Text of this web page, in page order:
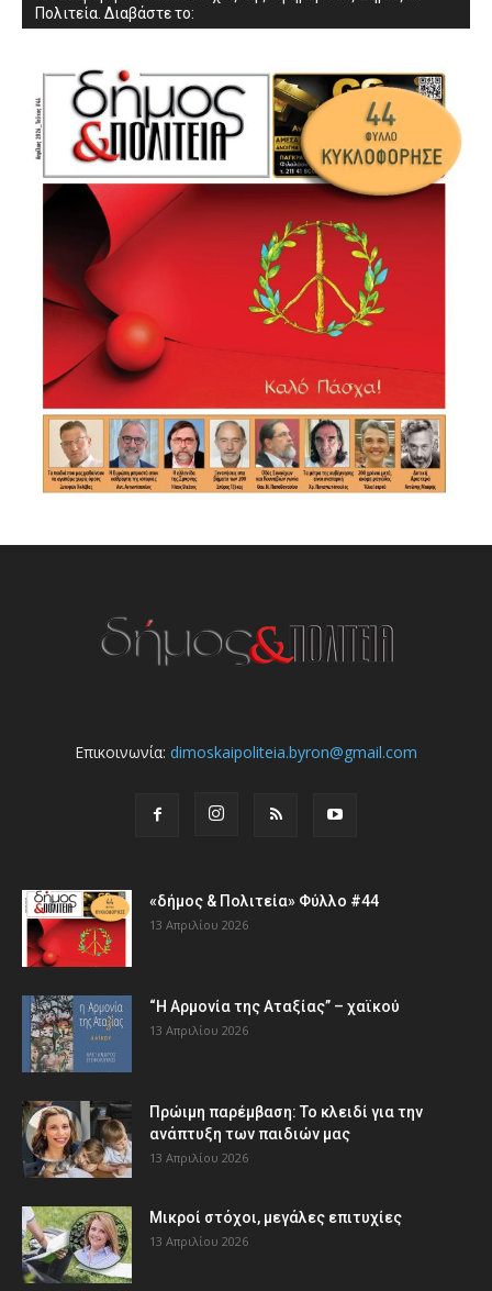
Πολιτεία. Διαβάστε το:
Επικοινωνία: dimoskaipoliteia.byron@gmail.com
«δήμος & Πολιτεία» Φύλλο #44
13 Απριλίου 2026
“Η Αρμονία της Αταξίας” – χαϊκού
13 Απριλίου 2026
Πρώιμη παρέμβαση: Το κλειδί για την
ανάπτυξη των παιδιών µας
13 Απριλίου 2026
Μικροί στόχοι, μεγάλες επιτυχίες
13 Απριλίου 2026